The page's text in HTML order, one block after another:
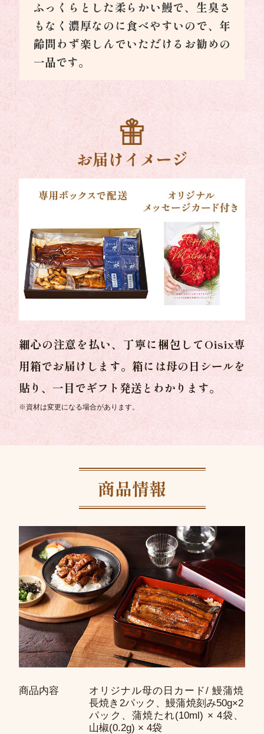
ふっくらとした柔らかい鰻で、生臭さ
もなく濃厚なのに食べやすいので、年
齢問わず楽しんでいただけるお勧めの
一品です。
お届けイメージ
細心の注意を払い、丁寧に梱包してOisix専
用箱でお届けします。箱には母の日シールを
貼り、一目でギフト発送とわかります。
※資材は変更になる場合があります。
商品情報
商品内容
オリジナル母の日カード/ 鰻蒲焼
長焼き2パック、鰻蒲焼刻み50g×2
パック、蒲焼たれ(10ml) × 4袋、
山椒(0.2g) × 4袋